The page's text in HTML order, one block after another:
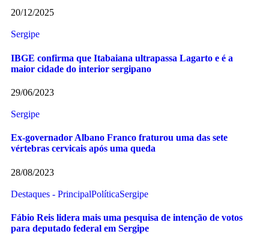
20/12/2025
Sergipe
IBGE confirma que Itabaiana ultrapassa Lagarto e é a
maior cidade do interior sergipano
29/06/2023
Sergipe
Ex-governador Albano Franco fraturou uma das sete
vértebras cervicais após uma queda
28/08/2023
Destaques - PrincipalPolíticaSergipe
Fábio Reis lidera mais uma pesquisa de intenção de votos
para deputado federal em Sergipe